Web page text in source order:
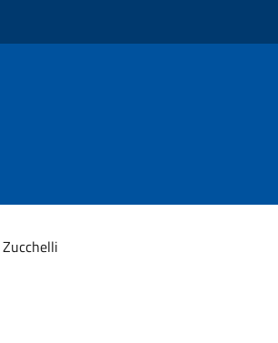
Zucchelli